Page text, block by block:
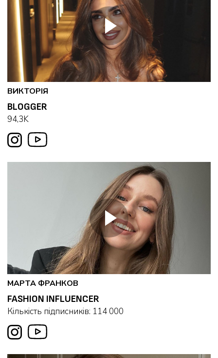
ВИКТОРІЯ
BLOGGER
94,3K
МАРТА ФРАНКОВ
FASHION INFLUENCER
Кількість підписників: 114 000